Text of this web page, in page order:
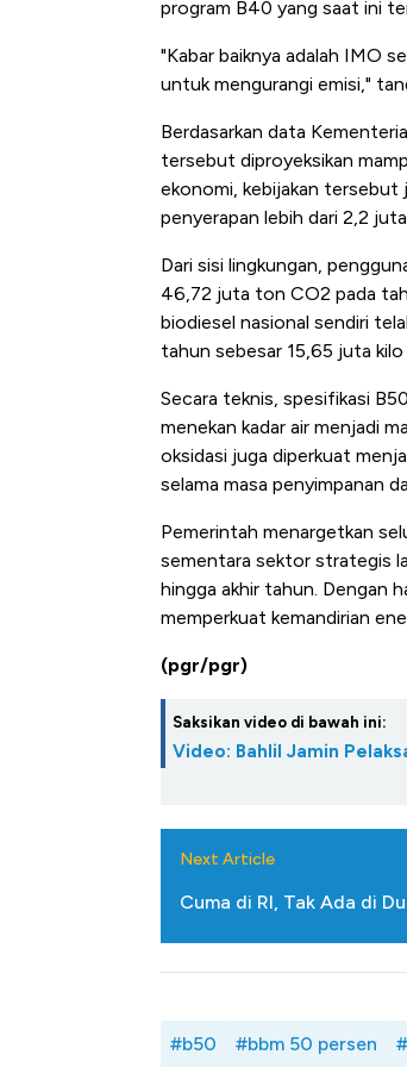
program B40 yang saat ini
"Kabar baiknya adalah IMO
untuk mengurangi emisi,"
Berdasarkan data
tersebut diproyeksikan
ekonomi, kebijakan tersebut
penyerapan lebih dari 2,2
Dari sisi lingkungan,
46,72 juta ton CO2 pada
biodiesel nasional sendiri
tahun sebesar 15,65 juta kilo
Secara teknis, spesifikasi
menekan kadar air menjadi
oksidasi juga diperkuat
selama masa penyimpanan
Pemerintah menargetkan
sementara sektor strategis
hingga akhir tahun. Dengan
memperkuat kemandirian
(pgr/pgr)
Saksikan video di bawah ini:
Video: Bahlil Jamin
Next Article
Cuma di RI, Tak Ada di
#b50 #bbm 50 persen
di Jaman Dulu